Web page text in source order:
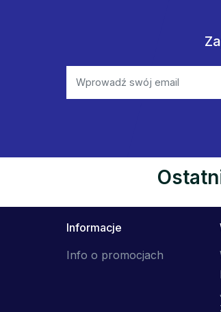
Informacje
Info o promocjach